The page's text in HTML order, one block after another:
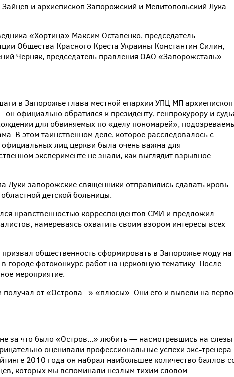
и архиепископ Запорожский и Мелитопольский Лука
«Хортица» Максим Остапенко, председатель
Общества Красного Креста Украины Константин Силин,
Черняк, председатель правления ОАО «Запорожсталь»
в Запорожье глава местной епархии УПЦ МП архиепископ
официально обратился к президенту, генпрокурору и
для обвиняемых по «делу пономарей»,
В этом таинственном деле, которое расследовалось с
лиц церкви была очень важна для
эксперименте не знали, как выглядит взрывное
Луки запорожские священники отправились сдавать кровь
детской больницы.
нравственностью корреспондентов СМИ и предложил
намереваясь охватить своим взором интересы всех
общественность сформировать в Запорожье моду на
городе фотоконкурс работ на церковную тематику. После
мероприятие.
получал от «Острова...» «плюсы». Они его и вывели на
за что было «Остров...» любить — насмотревшись на слезы
оценивали профессиональные успехи экс-тренера
2010 года он набрал наибольшее количество баллов
которых мы вспоминали незлым тихим словом.